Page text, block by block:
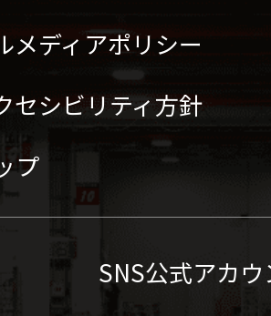
メディアポリシー
セシビリティ方針
プ
SNS公式アカ